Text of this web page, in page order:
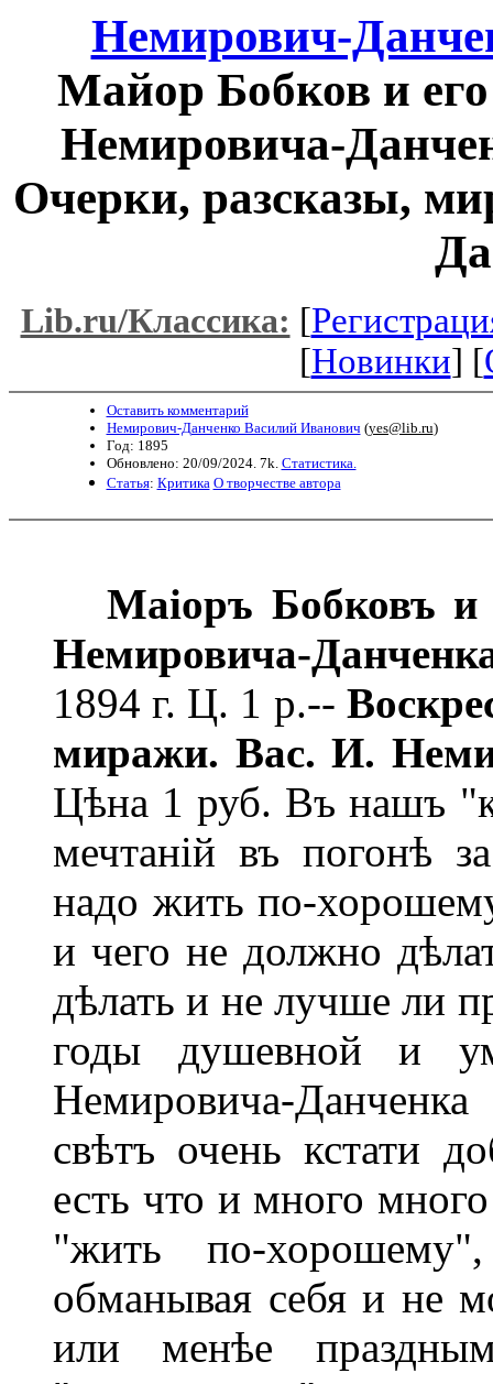
Немирович-
Майор Бобков и
Немировича-
Очерки, разсказы,
Lib.ru/Классика: [
[Новинки] [
Оставить комментарий
Немирович-Данченко Василий Иванович (yes@lib.ru)
Год: 1895
Обновлено: 20/09/2024. 7k. Статистика.
Статья: Критика О творчестве автора
Маіоръ Бобковъ
Немировича-
1894 г. Ц. 1 р.--
миражи. Вас. И.
Цѣна 1 руб. Въ нашъ
мечтаній въ погонѣ
надо жить по-
и чего не должно
дѣлать и не лучше ли
годы душевной и
Немировича-
свѣтъ очень кстати
есть что и много
"жить по-
обманывая себя и не
или менѣе